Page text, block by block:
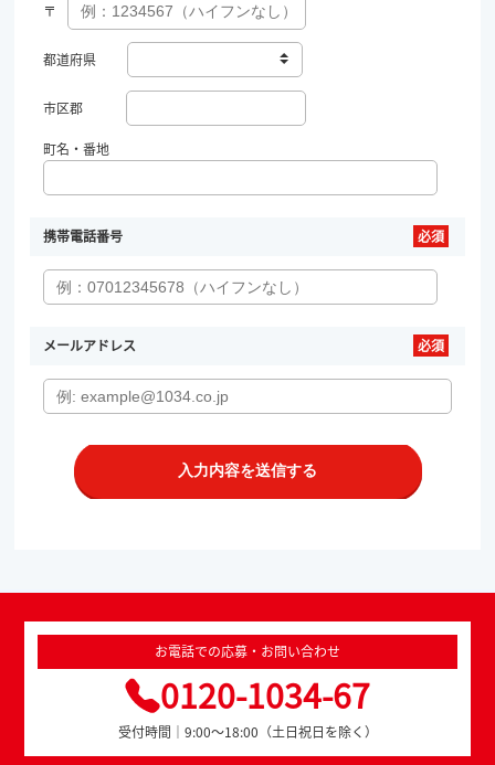
〒
都道府県
市区郡
町名・番地
携帯電話番号
メールアドレス
お電話での応募・お問い合わせ
0120-1034-67
受付時間｜9:00～18:00（土日祝日を除く）